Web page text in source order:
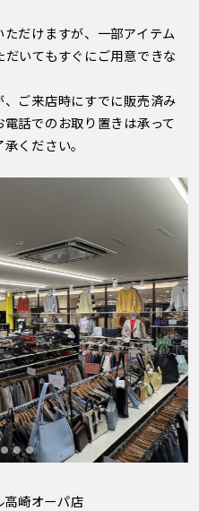
だけますが、一部アイテム
いてもすぐにご用意できな
ご来店時にすでに販売済み
話でのお取り置きは承って
ください。
高崎オーパ店